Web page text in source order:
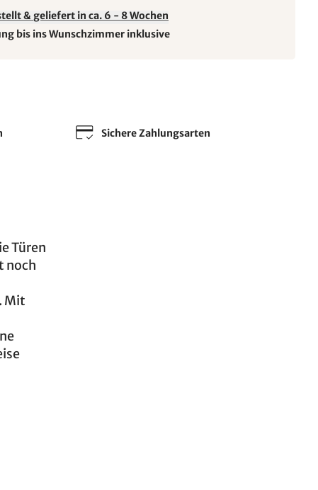
& geliefert in ca. 6 - 8 Wochen
bis ins Wunschzimmer inklusive
Sichere Zahlungsarten
Türen
noch
Mit